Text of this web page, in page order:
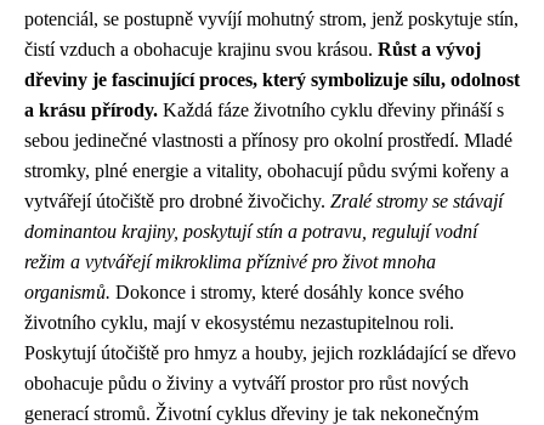
potenciál, se postupně vyvíjí mohutný strom, jenž poskytuje stín,
čistí vzduch a obohacuje krajinu svou krásou. Růst a vývoj
dřeviny je fascinující proces, který symbolizuje sílu, odolnost
a krásu přírody. Každá fáze životního cyklu dřeviny přináší s
sebou jedinečné vlastnosti a přínosy pro okolní prostředí. Mladé
stromky, plné energie a vitality, obohacují půdu svými kořeny a
vytvářejí útočiště pro drobné živočichy. Zralé stromy se stávají
dominantou krajiny, poskytují stín a potravu, regulují vodní
režim a vytvářejí mikroklima příznivé pro život mnoha
organismů. Dokonce i stromy, které dosáhly konce svého
životního cyklu, mají v ekosystému nezastupitelnou roli.
Poskytují útočiště pro hmyz a houby, jejich rozkládající se dřevo
obohacuje půdu o živiny a vytváří prostor pro růst nových
generací stromů. Životní cyklus dřeviny je tak nekonečným